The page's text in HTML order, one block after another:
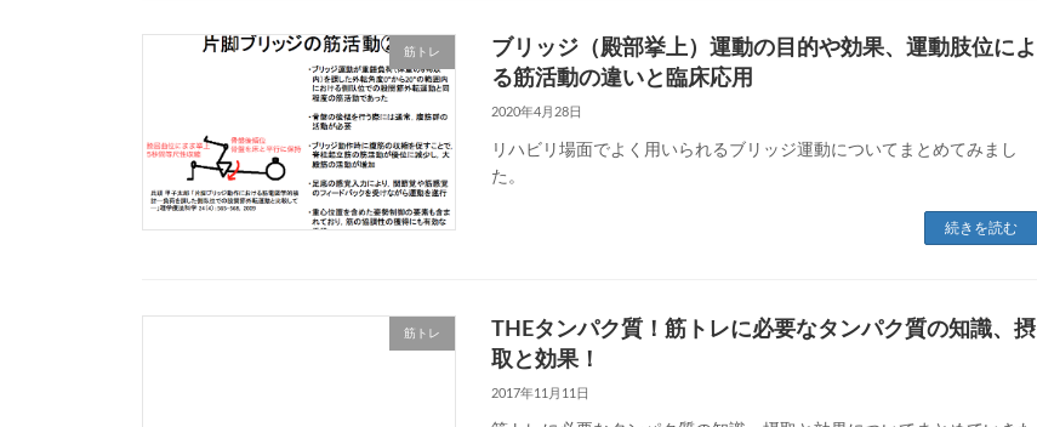
筋トレ
ブリッジ（殿部挙上）運動の目的や効果、運動肢位によ
る筋活動の違いと臨床応用
2020年4月28日
リハビリ場面でよく用いられるブリッジ運動についてまとめてみまし
た。
続きを読む
筋トレ
THEタンパク質！筋トレに必要なタンパク質の知識、摂
取と効果！
2017年11月11日